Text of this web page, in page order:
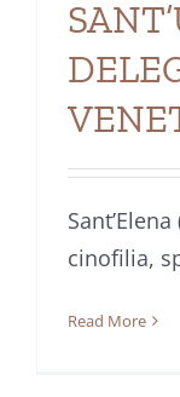
cinofilia,
Read More